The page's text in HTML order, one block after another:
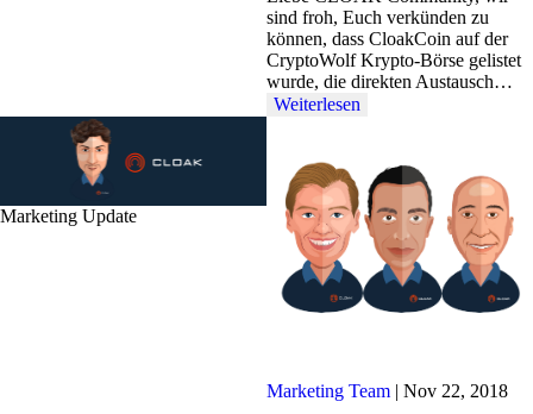
sind froh, Euch verkünden zu
können, dass CloakCoin auf der
CryptoWolf Krypto-Börse gelistet
wurde, die direkten Austausch…
Weiterlesen
Marketing Update
Marketing Team | Nov 22, 2018